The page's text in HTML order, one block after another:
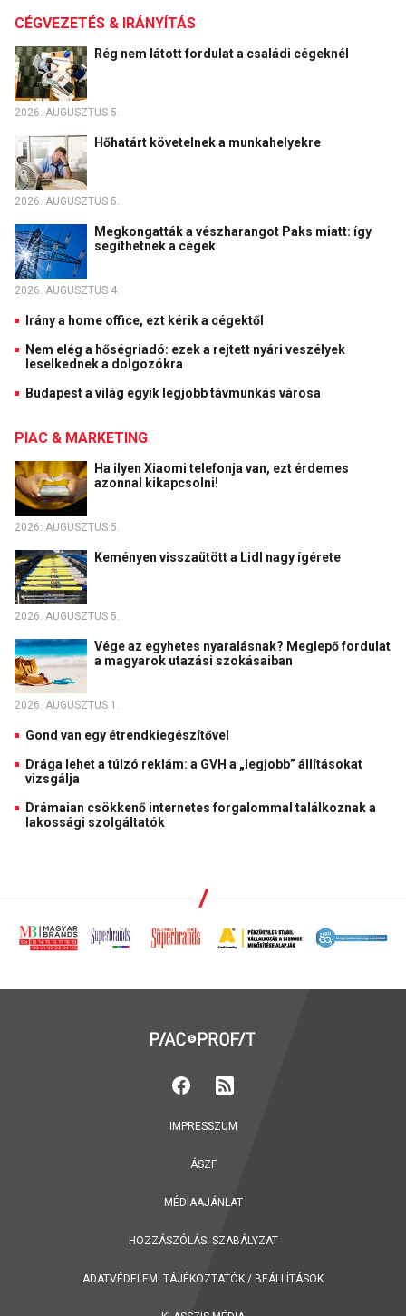
CÉGVEZETÉS & IRÁNYÍTÁS
Rég nem látott fordulat a családi cégeknél
2026. AUGUSZTUS 5.
Hőhatárt követelnek a munkahelyekre
2026. AUGUSZTUS 5.
Megkongatták a vészharangot Paks miatt: így
segíthetnek a cégek
2026. AUGUSZTUS 4.
Irány a home office, ezt kérik a cégektől
Nem elég a hőségriadó: ezek a rejtett nyári veszélyek
leselkednek a dolgozókra
Budapest a világ egyik legjobb távmunkás városa
PIAC & MARKETING
Ha ilyen Xiaomi telefonja van, ezt érdemes
azonnal kikapcsolni!
2026. AUGUSZTUS 5.
Keményen visszaütött a Lidl nagy ígérete
2026. AUGUSZTUS 5.
Vége az egyhetes nyaralásnak? Meglepő fordulat
a magyarok utazási szokásaiban
2026. AUGUSZTUS 1.
Gond van egy étrendkiegészítővel
Drága lehet a túlzó reklám: a GVH a „legjobb” állításokat
vizsgálja
Drámaian csökkenő internetes forgalommal találkoznak a
lakossági szolgáltatók
IMPRESSZUM
ÁSZF
MÉDIAAJÁNLAT
HOZZÁSZÓLÁSI SZABÁLYZAT
ADATVÉDELEM: TÁJÉKOZTATÓK / BEÁLLÍTÁSOK